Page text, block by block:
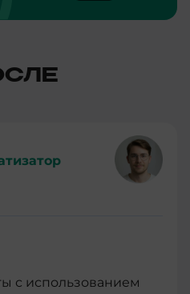
с использованием